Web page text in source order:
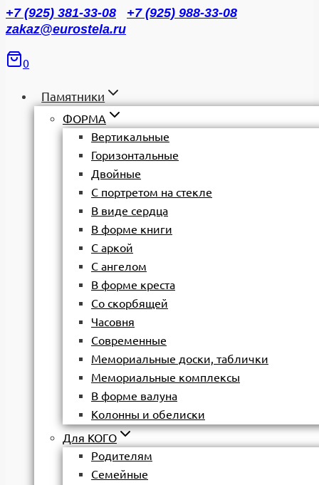
+7 (925) 381-33-08
+7 (925) 988-33-08
zakaz@eurostela.ru
0
Памятники
ФОРМА
Вертикальные
Горизонтальные
Двойные
С портретом на стекле
В виде сердца
В форме книги
С аркой
С ангелом
В форме креста
Со скорбящей
Часовня
Современные
Мемориальные доски, таблички
Мемориальные комплексы
В форме валуна
Колонны и обелиски
Для КОГО
Родителям
Семейные